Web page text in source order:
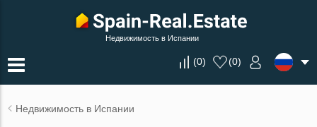
Недвижимость в Испании
(0) (0)
Недвижимость в Испании